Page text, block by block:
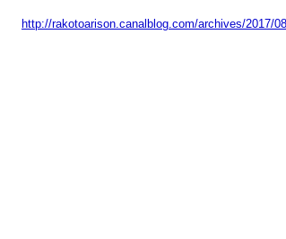
http://rakotoarison.canalblog.com/archives/2017/